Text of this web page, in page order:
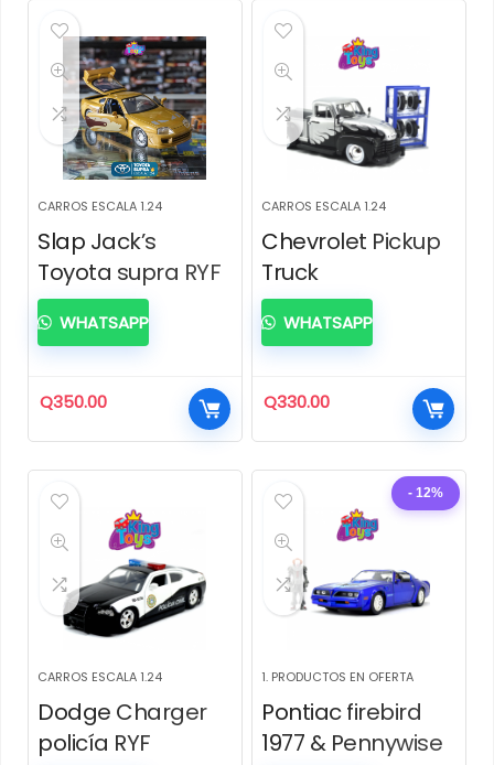
CARROS ESCALA 1.24
Slap Jack’s
Toyota supra RYF
Q350.00
WHATSAPP
CARROS ESCALA 1.24
Chevrolet Pickup
Truck
Q330.00
WHATSAPP
CARROS ESCALA 1.24
Dodge Charger
policía RYF
- 12%
1. PRODUCTOS EN OFERTA
Pontiac firebird
1977 & Pennywise